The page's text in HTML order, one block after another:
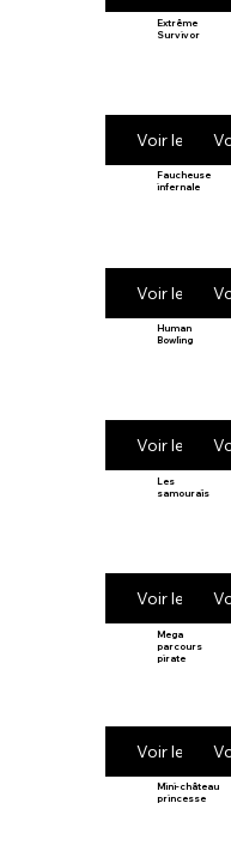
Extrême
Survivor
Voir le
Faucheuse
infernale
Voir le
Human
Bowling
Voir le
Les
samouraïs
Voir le
Mega
parcours
pirate
Voir le
Mini-château
princesse